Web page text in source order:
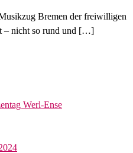
Bremen der freiwilligen
– nicht so rund und […]
Werl-Ense